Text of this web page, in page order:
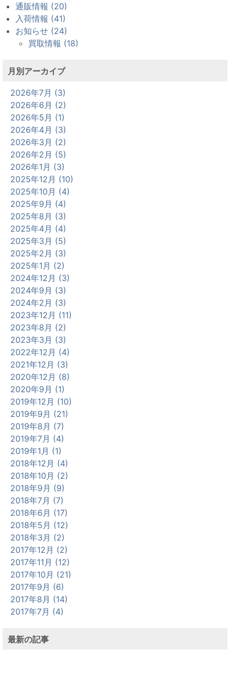
通販情報 (20)
入荷情報 (41)
お知らせ (24)
買取情報 (18)
月別アーカイブ
2026年7月 (3)
2026年6月 (2)
2026年5月 (1)
2026年4月 (3)
2026年3月 (2)
2026年2月 (5)
2026年1月 (3)
2025年12月 (10)
2025年10月 (4)
2025年9月 (4)
2025年8月 (3)
2025年4月 (4)
2025年3月 (5)
2025年2月 (3)
2025年1月 (2)
2024年12月 (3)
2024年9月 (3)
2024年2月 (3)
2023年12月 (11)
2023年8月 (2)
2023年3月 (3)
2022年12月 (4)
2021年12月 (3)
2020年12月 (8)
2020年9月 (1)
2019年12月 (10)
2019年9月 (21)
2019年8月 (7)
2019年7月 (4)
2019年1月 (1)
2018年12月 (4)
2018年10月 (2)
2018年9月 (9)
2018年7月 (7)
2018年6月 (17)
2018年5月 (12)
2018年3月 (2)
2017年12月 (2)
2017年11月 (12)
2017年10月 (21)
2017年9月 (6)
2017年8月 (14)
2017年7月 (4)
最新の記事